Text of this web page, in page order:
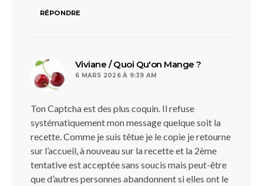
RÉPONDRE
Viviane / Quoi Qu'on Mange ?
6 MARS 2026 À 9:39 AM
Ton Captcha est des plus coquin. Il refuse
systématiquement mon message quelque soit la
recette. Comme je suis têtue je le copie je retourne
sur l’accueil, à nouveau sur la recette et la 2ème
tentative est acceptée sans soucis mais peut-être
que d’autres personnes abandonnent si elles ont le